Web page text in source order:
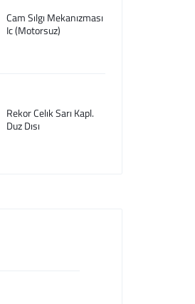
Cam Sılgı Mekanızması
Ic (Motorsuz)
Rekor Celık Sarı Kapl.
Duz Dısı